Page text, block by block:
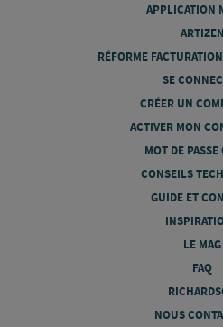
APPLICATION
ARTIZEN
RÉFORME
SE
CRÉER UN
ACTIVER MON
MOT DE
CONSEILS
GUIDE ET
LE MAG
FAQ
NOUS